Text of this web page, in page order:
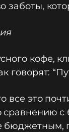
заботы,
кофе,
говорят:
все это
с